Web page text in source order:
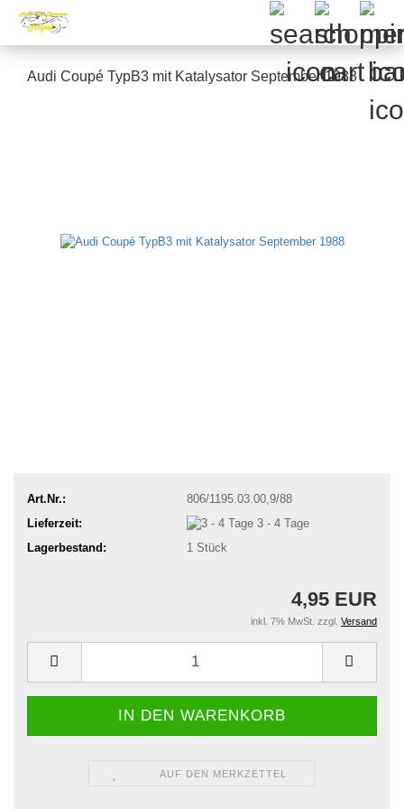
Audi Coupé TypB3 mit Katalysator September 1988
Art.Nr.:
806/1195.03.00,9/88
Lieferzeit:
3 - 4 Tage
Lagerbestand:
1 Stück
4,95 EUR
inkl. 7% MwSt. zzgl. Versand
AUF DEN MERKZETTEL